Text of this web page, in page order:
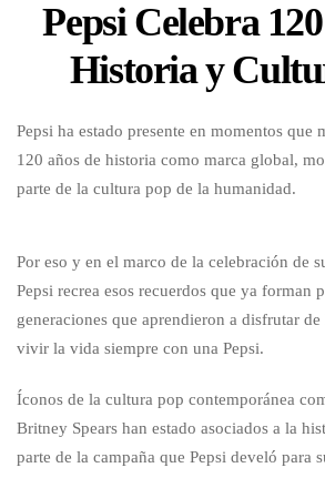
Pepsi Celebra
Historia y
Pepsi ha estado presente en momentos que
120 años de historia como marca global,
parte de la cultura pop de la humanidad.
Por eso y en el marco de la celebración de
Pepsi recrea esos recuerdos que ya forman
generaciones que aprendieron a disfrutar
vivir la vida siempre con una Pepsi.
Íconos de la cultura pop contemporánea
Britney Spears han estado asociados a la
parte de la campaña que Pepsi develó para